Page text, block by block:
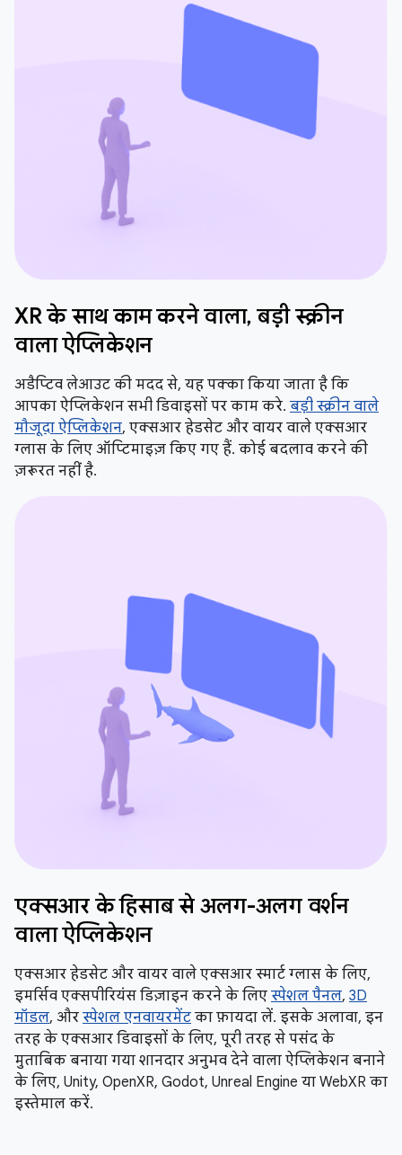
XR के साथ काम करने वाला, बड़ी स्क्रीन
वाला ऐप्लिकेशन
अडैप्टिव लेआउट की मदद से, यह पक्का किया जाता है कि
आपका ऐप्लिकेशन सभी डिवाइसों पर काम करे. बड़ी स्क्रीन वाले
मौजूदा ऐप्लिकेशन, एक्सआर हेडसेट और वायर वाले एक्सआर
ग्लास के लिए ऑप्टिमाइज़ किए गए हैं. कोई बदलाव करने की
ज़रूरत नहीं है.
एक्सआर के हिसाब से अलग-अलग वर्शन
वाला ऐप्लिकेशन
एक्सआर हेडसेट और वायर वाले एक्सआर स्मार्ट ग्लास के लिए,
इमर्सिव एक्सपीरियंस डिज़ाइन करने के लिए स्पेशल पैनल, 3D
मॉडल, और स्पेशल एनवायरमेंट का फ़ायदा लें. इसके अलावा, इन
तरह के एक्सआर डिवाइसों के लिए, पूरी तरह से पसंद के
मुताबिक बनाया गया शानदार अनुभव देने वाला ऐप्लिकेशन बनाने
के लिए, Unity, OpenXR, Godot, Unreal Engine या WebXR का
इस्तेमाल करें.